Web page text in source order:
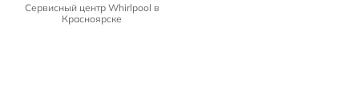
Сервисный центр Whirlpool в
Красноярске